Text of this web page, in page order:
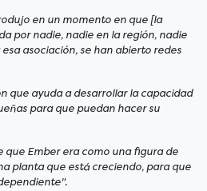
en un momento en que [la
por nadie, nadie en la región, nadie
asociación, se han abierto redes
que ayuda a desarrollar la capacidad
para que puedan hacer su
que Ember era como una figura de
planta que está creciendo, para que